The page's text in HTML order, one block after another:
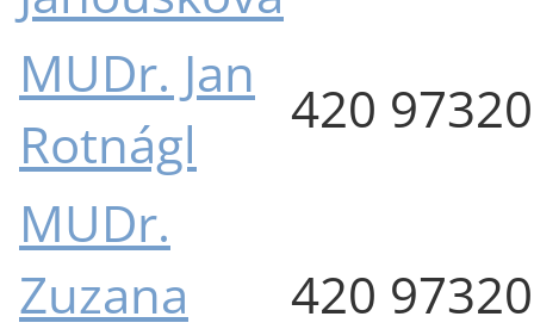
MUDr. Jan
Rotnágl
420
MUDr.
Zuzana
420